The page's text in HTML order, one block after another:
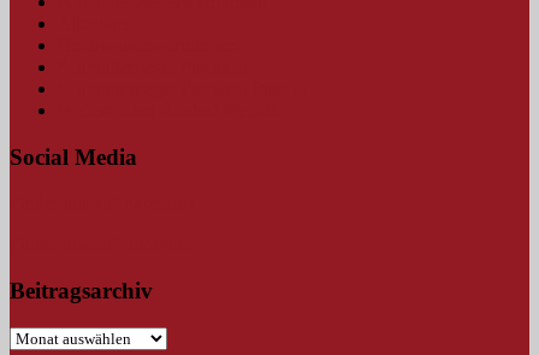
Social Media
Beitragsarchiv
Beitragsarchiv